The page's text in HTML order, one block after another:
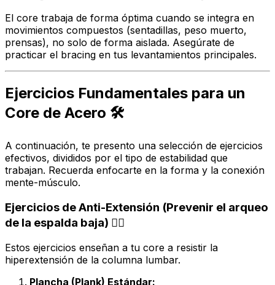
El core trabaja de forma óptima cuando se integra en
movimientos compuestos (sentadillas, peso muerto,
prensas), no solo de forma aislada. Asegúrate de
practicar el bracing en tus levantamientos principales.
Ejercicios Fundamentales para un
Core de Acero 🛠️
A continuación, te presento una selección de ejercicios
efectivos, divididos por el tipo de estabilidad que
trabajan. Recuerda enfocarte en la forma y la conexión
mente-músculo.
Ejercicios de Anti-Extensión (Prevenir el arqueo
de la espalda baja) 🧘‍♀️
Estos ejercicios enseñan a tu core a resistir la
hiperextensión de la columna lumbar.
Plancha (Plank) Estándar: